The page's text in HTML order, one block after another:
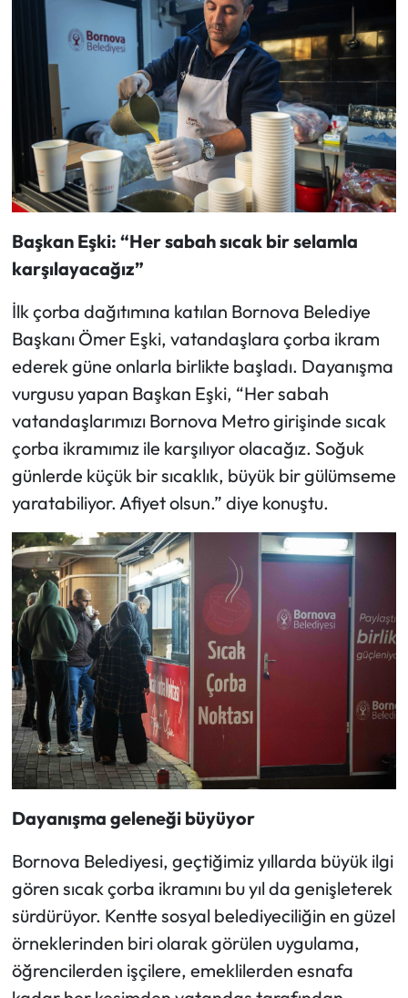
Başkan Eşki: “Her sabah sıcak bir selamla
karşılayacağız”
İlk çorba dağıtımına katılan Bornova Belediye
Başkanı Ömer Eşki, vatandaşlara çorba ikram
ederek güne onlarla birlikte başladı. Dayanışma
vurgusu yapan Başkan Eşki, “Her sabah
vatandaşlarımızı Bornova Metro girişinde sıcak
çorba ikramımız ile karşılıyor olacağız. Soğuk
günlerde küçük bir sıcaklık, büyük bir gülümseme
yaratabiliyor. Afiyet olsun.” diye konuştu.
Dayanışma geleneği büyüyor
Bornova Belediyesi, geçtiğimiz yıllarda büyük ilgi
gören sıcak çorba ikramını bu yıl da genişleterek
sürdürüyor. Kentte sosyal belediyeciliğin en güzel
örneklerinden biri olarak görülen uygulama,
öğrencilerden işçilere, emeklilerden esnafa